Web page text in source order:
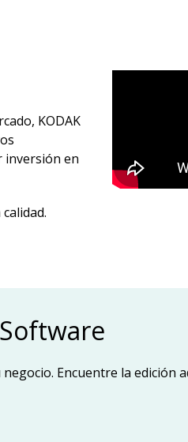
KODAK
inversión en
Encuentre la edición